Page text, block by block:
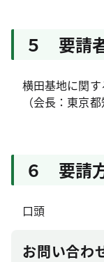
５ 要請
横田基地に関す
（会長：東京都
６ 要請
口頭
お問い合わ